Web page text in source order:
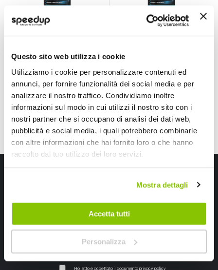
Questo sito web utilizza i cookie
Utilizziamo i cookie per personalizzare contenuti ed
annunci, per fornire funzionalità dei social media e per
analizzare il nostro traffico. Condividiamo inoltre
informazioni sul modo in cui utilizzi il nostro sito con i
nostri partner che si occupano di analisi dei dati web,
pubblicità e social media, i quali potrebbero combinarle
con altre informazioni che hai fornito loro o che hanno
raccolto dal tuo utilizzo dei loro servizi.
Mostra dettagli
Accetta tutti
Personalizza
Detergente
radiatore
Radiatori -
AREXONS
500ml
16,20 €
CONSEGNA IN
48H
Disincrostante
radiatore -
500ml
16,20 €
CONSEGNA IN
48H
Mostra
Iscriviti alla newsletter Speedup
Ricevi subito uno sconto del 10% per il tuo primo acquisto online!
Ho letto e accettato il documentoprivacy policy